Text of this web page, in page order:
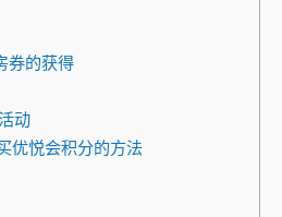
券的获得
动
优悦会积分的方法